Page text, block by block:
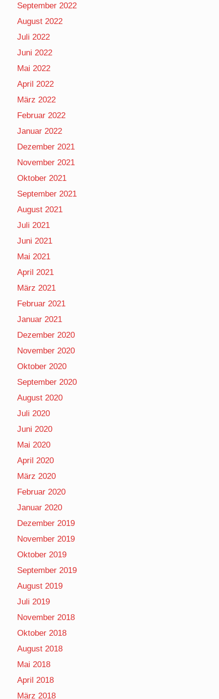
September 2022
August 2022
Juli 2022
Juni 2022
Mai 2022
April 2022
März 2022
Februar 2022
Januar 2022
Dezember 2021
November 2021
Oktober 2021
September 2021
August 2021
Juli 2021
Juni 2021
Mai 2021
April 2021
März 2021
Februar 2021
Januar 2021
Dezember 2020
November 2020
Oktober 2020
September 2020
August 2020
Juli 2020
Juni 2020
Mai 2020
April 2020
März 2020
Februar 2020
Januar 2020
Dezember 2019
November 2019
Oktober 2019
September 2019
August 2019
Juli 2019
November 2018
Oktober 2018
August 2018
Mai 2018
April 2018
März 2018